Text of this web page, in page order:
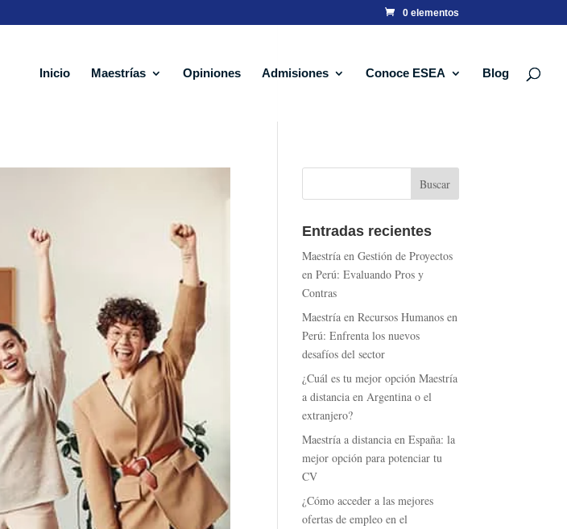
0 elementos
Inicio Maestrías Opiniones Admisiones Conoce ESEA Blog
Entradas recientes
Maestría en Gestión de Proyectos
en Perú: Evaluando Pros y
Contras
Maestría en Recursos Humanos en
Perú: Enfrenta los nuevos
desafíos del sector
¿Cuál es tu mejor opción Maestría
a distancia en Argentina o el
extranjero?
Maestría a distancia en España: la
mejor opción para potenciar tu
CV
¿Cómo acceder a las mejores
ofertas de empleo en el